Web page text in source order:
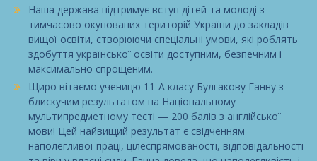
Наша держава підтримує вступ дітей та молоді з
тимчасово окупованих територій України до закладів
вищої освіти, створюючи спеціальні умови, які роблять
здобуття української освіти доступним, безпечним і
максимально спрощеним.
Щиро вітаємо ученицю 11-А класу Булгакову Ганну з
блискучим результатом на Національному
мультипредметному тесті — 200 балів з англійської
мови! Цей найвищий результат є свідченням
наполегливої праці, цілеспрямованості, відповідальності